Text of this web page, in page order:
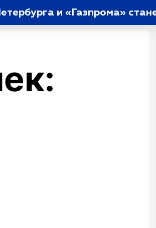
и «Газпрома»